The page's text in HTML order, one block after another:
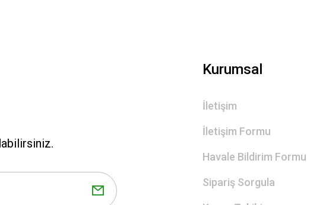
Kurumsal
İletişim
İletişim Formu
Havale Bildirim Formu
Sipariş Sorgula